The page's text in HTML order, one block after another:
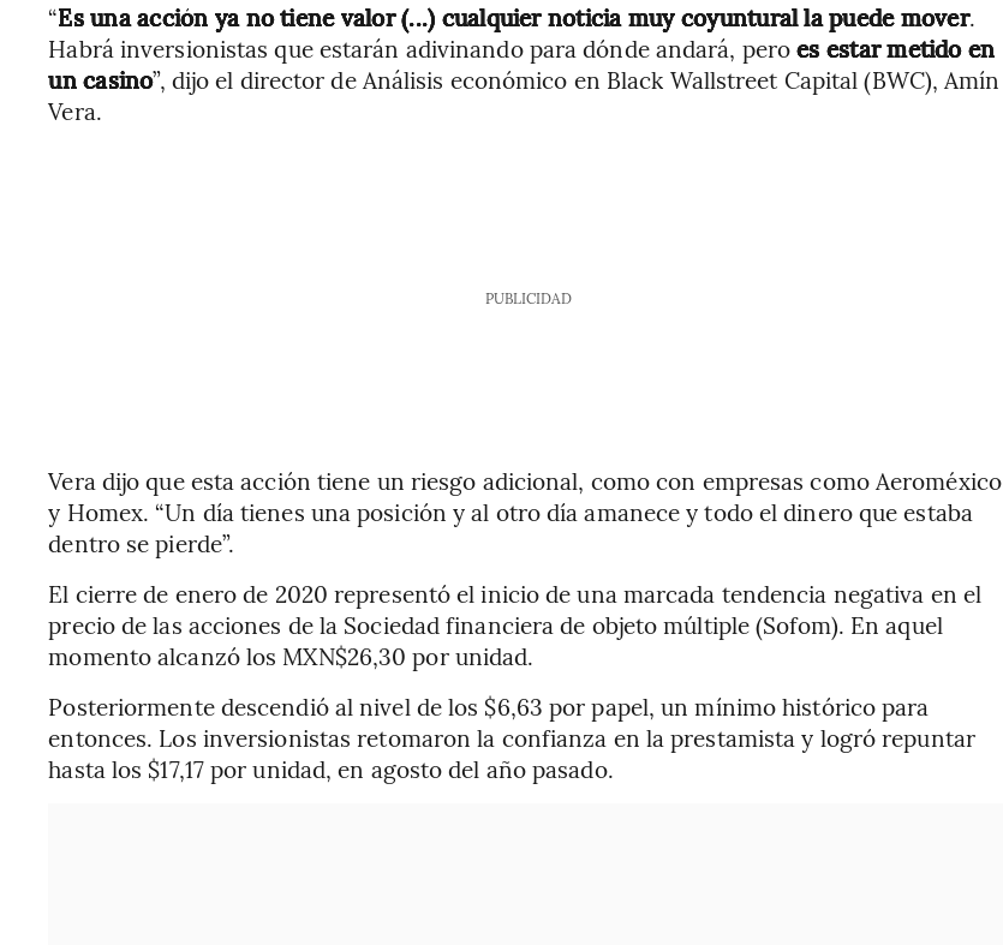
“Es una acción ya no tiene valor (...) cualquier noticia muy coyuntural la puede mover.
Habrá inversionistas que estarán adivinando para dónde andará, peroes estar metido en
un casino”, dijo el director de Análisis económico en Black Wallstreet Capital (BWC), Amín
Vera.
PUBLICIDAD
Vera dijo que esta acción tiene un riesgo adicional, como con empresas como Aeroméxico
y Homex. “Un día tienes una posición y al otro día amanece y todo el dinero que estaba
dentro se pierde”.
El cierre de enero de 2020 representó el inicio de una marcada tendencia negativa en el
precio de las acciones de la Sociedad financiera de objeto múltiple (Sofom). En aquel
momento alcanzó los MXN$26,30 por unidad.
Posteriormente descendió al nivel de los $6,63 por papel, un mínimo histórico para
entonces. Los inversionistas retomaron la confianza en la prestamista y logró repuntar
hasta los $17,17 por unidad, en agosto del año pasado.